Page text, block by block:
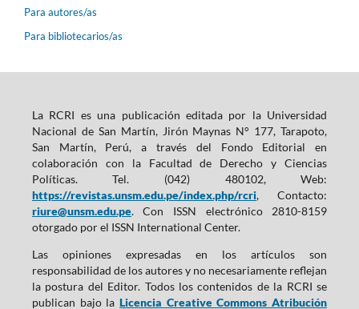
Para autores/as
Para bibliotecarios/as
La RCRI es una publicación editada por la Universidad
Nacional de San Martín, Jirón Maynas N° 177, Tarapoto,
San Martín, Perú, a través del Fondo Editorial en
colaboración con la Facultad de Derecho y Ciencias
Políticas. Tel. (042) 480102, Web:
https://revistas.unsm.edu.pe/index.php/rcri, Contacto:
riure@unsm.edu.pe. Con ISSN electrónico 2810-8159
otorgado por el ISSN International Center.
Las opiniones expresadas en los artículos son
responsabilidad de los autores y no necesariamente reflejan
la postura del Editor. Todos los contenidos de la RCRI se
publican bajo la Licencia Creative Commons Atribución